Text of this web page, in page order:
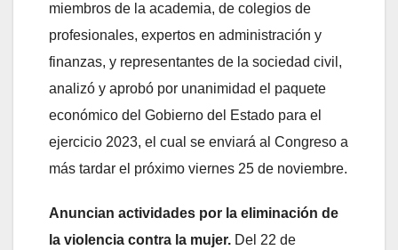
miembros de la academia, de colegios de
profesionales, expertos en administración y
finanzas, y representantes de la sociedad civil,
analizó y aprobó por unanimidad el paquete
económico del Gobierno del Estado para el
ejercicio 2023, el cual se enviará al Congreso a
más tardar el próximo viernes 25 de noviembre.
Anuncian actividades por la eliminación de
la violencia contra la mujer. Del 22 de